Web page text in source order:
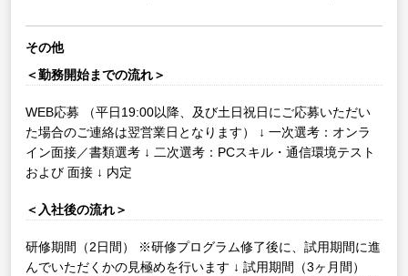
その他
＜勤務開始までの流れ＞
WEB応募 （平日19:00以降、及び土日祝日にご応募いただい
た場合のご連絡は翌営業日となります）
↓ 一次選考：オンラ
イン面接／書類選考 ↓ 二次選考：PCスキル・通信環境テスト
および 面接 ↓ 内定
＜入社後の流れ＞
研修期間（2日間）
※研修プログラム修了後に、試用期間に進
んでいただくかの見極めを行います ↓ 試用期間（3ヶ月間）